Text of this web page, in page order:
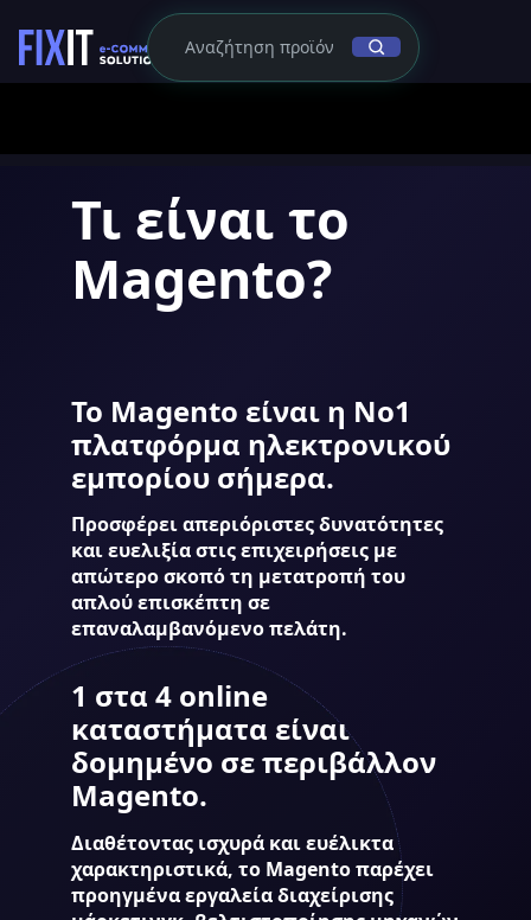
Τι είναι το
Magento?
Το Magento είναι η Νο1
πλατφόρμα ηλεκτρονικού
εμπορίου σήμερα.
Προσφέρει απεριόριστες δυνατότητες
και ευελιξία στις επιχειρήσεις με
απώτερο σκοπό τη μετατροπή του
απλού επισκέπτη σε
επαναλαμβανόμενο πελάτη.
1 στα 4 online
καταστήματα είναι
δομημένο σε περιβάλλον
Magento.
Διαθέτοντας ισχυρά και ευέλικτα
χαρακτηριστικά, το Magento παρέχει
προηγμένα εργαλεία διαχείρισης